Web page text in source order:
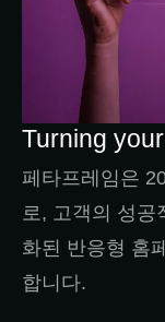
Turning
페타프레임은
로, 고객의 성공
화된 반응형 홈
합니다.